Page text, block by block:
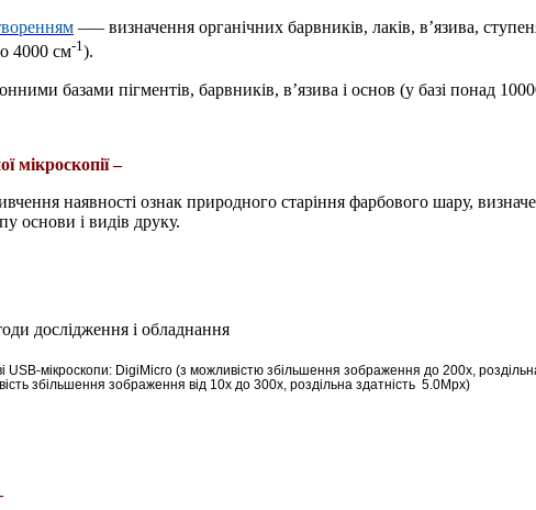
—– визначення органічних барвників, лаків, в’язива,
4000 см-1).
базами пігментів, барвників, в’язива і основ (у базі понад
мікроскопії –
наявності ознак природного старіння фарбового шару,
основи і видів друку.
USB-мікроскопи: DigiMicro (з можливістю збільшення зображення до 200х,
збільшення зображення від 10х до 300x, роздільна здатність 5.0Mpx)